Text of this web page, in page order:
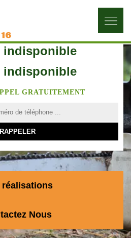
indisponible
indisponible
GRATUITEMENT
réalisations
Nous